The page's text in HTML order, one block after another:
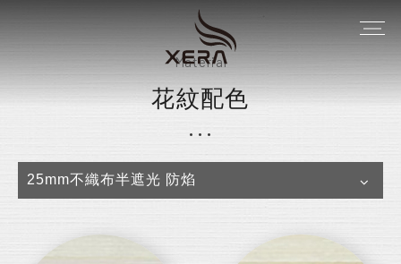
Material
花紋配色
25mm不織布半遮光 防焰